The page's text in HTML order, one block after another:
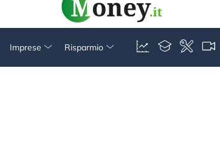
Imprese Risparmio